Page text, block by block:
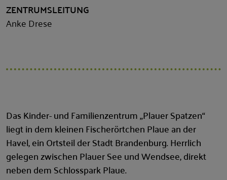
ZENTRUMSLEITUNG
Anke Drese
Das Kinder- und Familienzentrum „Plauer Spatzen“
liegt in dem kleinen Fischerörtchen Plaue an der
Havel, ein Ortsteil der Stadt Brandenburg. Herrlich
gelegen zwischen Plauer See und Wendsee, direkt
neben dem Schlosspark Plaue.